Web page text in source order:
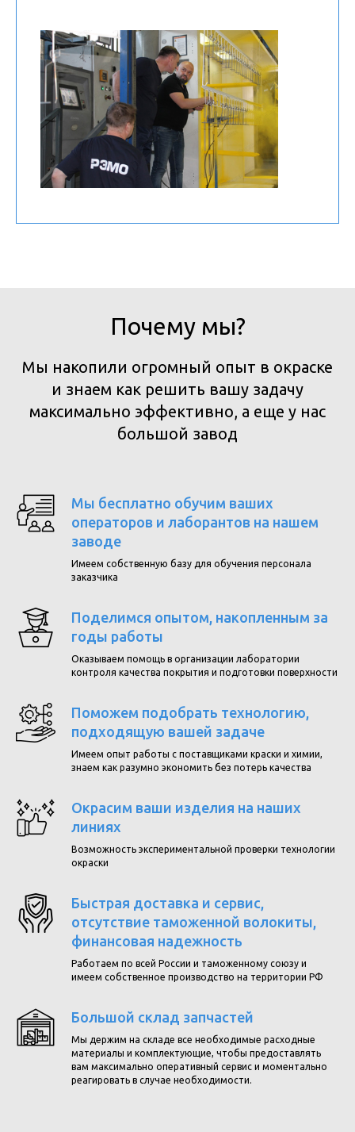
Почему мы?
Мы накопили огромный опыт в окраске
и знаем как решить вашу задачу
максимально эффективно, а еще у нас
большой завод
Мы бесплатно обучим ваших
операторов и лаборантов на нашем
заводе
Имеем собственную базу для обучения персонала
заказчика
Поделимся опытом, накопленным за
годы работы
Оказываем помощь в организации лаборатории
контроля качества покрытия и подготовки поверхности
Поможем подобрать технологию,
подходящую вашей задаче
Имеем опыт работы с поставщиками краски и химии,
знаем как разумно экономить без потерь качества
Окрасим ваши изделия на наших
линиях
Возможность экспериментальной проверки технологии
окраски
Быстрая доставка и сервис,
отсутствие таможенной волокиты,
финансовая надежность
Работаем по всей России и таможенному союзу и
имеем собственное производство на территории РФ
Большой склад запчастей
Мы держим на складе все необходимые расходные
материалы и комплектующие, чтобы предоставлять
вам максимально оперативный сервис и моментально
реагировать в случае необходимости.